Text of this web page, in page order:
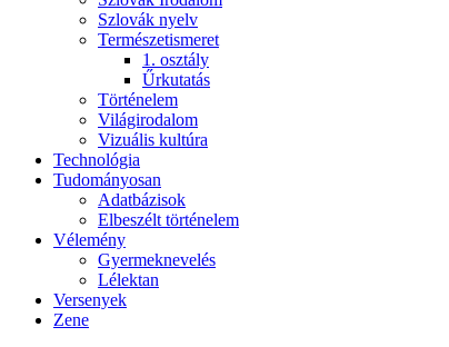
Szlovák nyelv
Természetismeret
1. osztály
Űrkutatás
Történelem
Világirodalom
Vizuális kultúra
Technológia
Tudományosan
Adatbázisok
Elbeszélt történelem
Vélemény
Gyermeknevelés
Lélektan
Versenyek
Zene